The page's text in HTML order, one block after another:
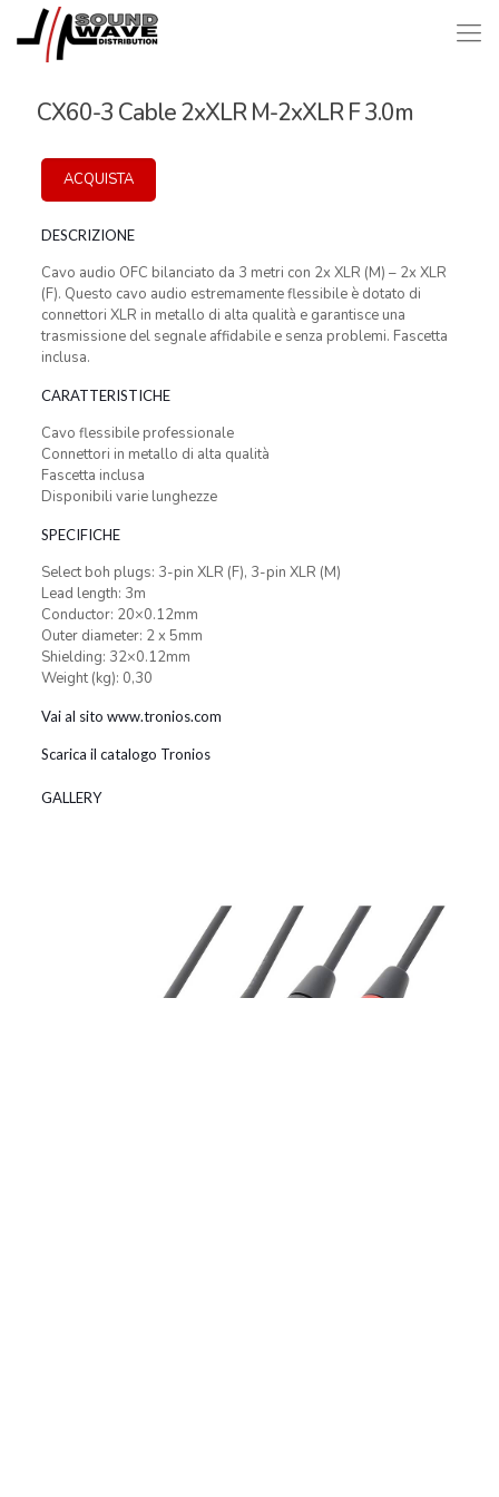
CX60-3 Cable 2xXLR M-2xXLR F 3.0m
ACQUISTA
DESCRIZIONE
Cavo audio OFC bilanciato da 3 metri con 2x XLR (M) – 2x XLR
(F). Questo cavo audio estremamente flessibile è dotato di
connettori XLR in metallo di alta qualità e garantisce una
trasmissione del segnale affidabile e senza problemi. Fascetta
inclusa.
CARATTERISTICHE
Cavo flessibile professionale
Connettori in metallo di alta qualità
Fascetta inclusa
Disponibili varie lunghezze
SPECIFICHE
Select boh plugs: 3-pin XLR (F), 3-pin XLR (M)
Lead length: 3m
Conductor: 20×0.12mm
Outer diameter: 2 x 5mm
Shielding: 32×0.12mm
Weight (kg): 0,30
Vai al sito www.tronios.com
Scarica il catalogo Tronios
GALLERY